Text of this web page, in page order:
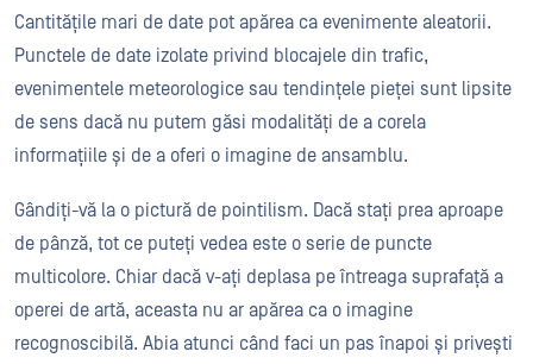
Cantitățile mari de date pot apărea ca evenimente aleatorii.
Punctele de date izolate privind blocajele din trafic,
evenimentele meteorologice sau tendințele pieței sunt lipsite
de sens dacă nu putem găsi modalități de a corela
informațiile și de a oferi o imagine de ansamblu.
Gândiți-vă la o pictură de pointilism. Dacă stați prea aproape
de pânză, tot ce puteți vedea este o serie de puncte
multicolore. Chiar dacă v-ați deplasa pe întreaga suprafață a
operei de artă, aceasta nu ar apărea ca o imagine
recognoscibilă. Abia atunci când faci un pas înapoi și privești